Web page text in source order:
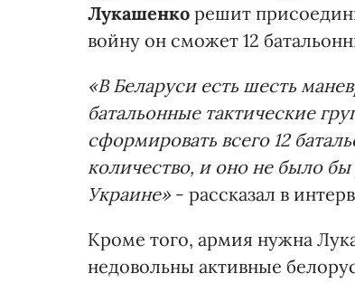
Лукашенко решит
войну он сможет 12
«В Беларуси есть шесть
батальонные тактические
сформировать всего 12
количество, и оно не было
Украине»- рассказал в
Кроме того, армия нужна
недовольны активные